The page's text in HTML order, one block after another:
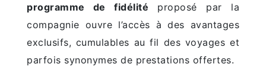
programme de fidélité proposé par la
compagnie ouvre l’accès à des avantages
exclusifs, cumulables au fil des voyages et
parfois synonymes de prestations offertes.